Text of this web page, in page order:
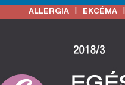
ALLERGIA | EKCÉMA |